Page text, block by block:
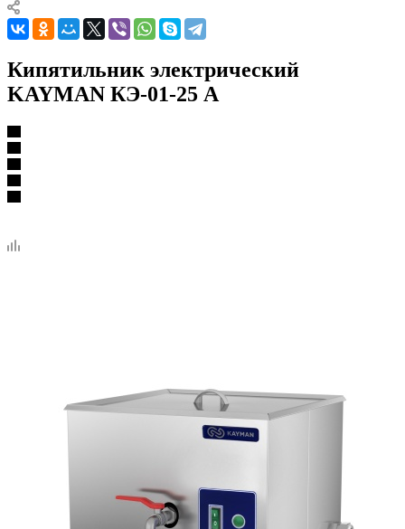
Кипятильник электрический
KAYMAN КЭ-01-25 А